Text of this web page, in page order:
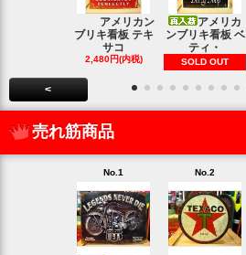
アメリカン
ブリキ看板 テキ
サコ
2,480円(内税)
アメリカ
ンブリキ看板 ベ
ティ・
SOLD OUT
<
売れ筋商品
No.1 No.2